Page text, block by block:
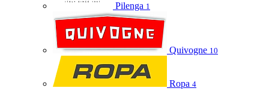
Pilenga 1
Quivogne 10
Ropa 4